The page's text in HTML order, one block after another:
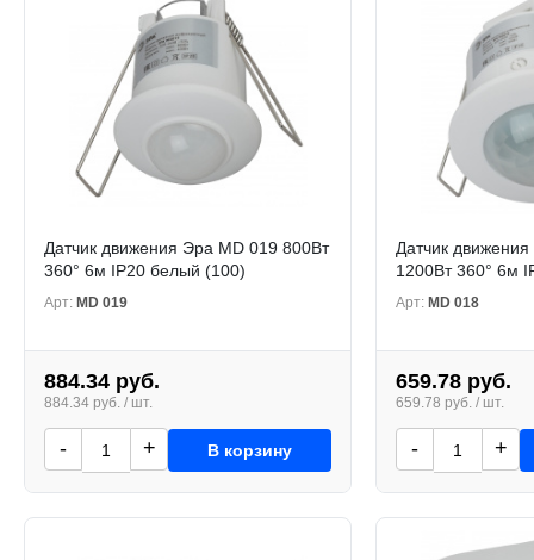
Датчик движения Эра MD 019 800Вт
360° 6м IP20 белый (100)
Арт: MD 019
884.34 руб.
884.34 руб. / шт.
- + В корзину
Датчик
1200Вт 360° 6м
Арт: MD 018
659.78 руб.
659.78 руб. / шт.
- +